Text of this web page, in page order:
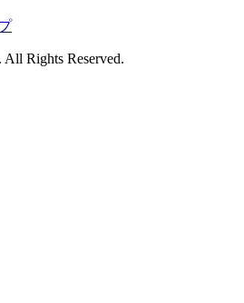
Rights Reserved.